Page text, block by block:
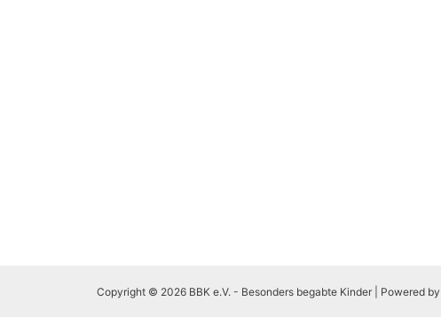
Copyright © 2026 BBK e.V. - Besonders begabte Kinder | Powered by